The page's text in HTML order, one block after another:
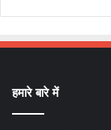
हमारे बारे में